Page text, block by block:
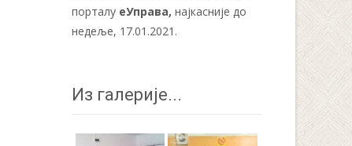
порталу еУправа, најкасније до
недеље, 17.01.2021.
Из галерије...